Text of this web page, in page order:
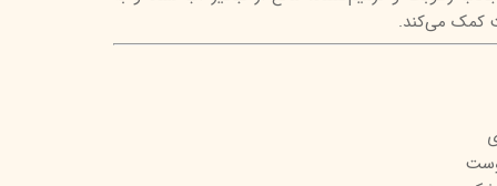
کمک می‌کند.